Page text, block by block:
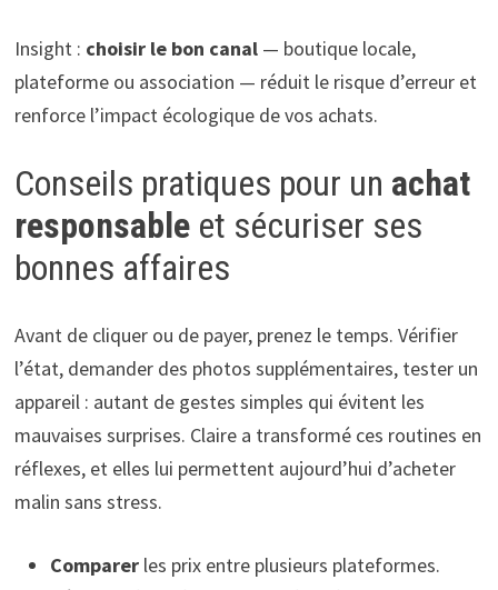
Insight : choisir le bon canal— boutique locale,
plateforme ou association — réduit le risque d’erreur et
renforce l’impact écologique de vos achats.
Conseils pratiques pour un achat
responsableet sécuriser ses
bonnes affaires
Avant de cliquer ou de payer, prenez le temps. Vérifier
l’état, demander des photos supplémentaires, tester un
appareil : autant de gestes simples qui évitent les
mauvaises surprises. Claire a transformé ces routines en
réflexes, et elles lui permettent aujourd’hui d’acheter
malin sans stress.
Comparerles prix entre plusieurs plateformes.